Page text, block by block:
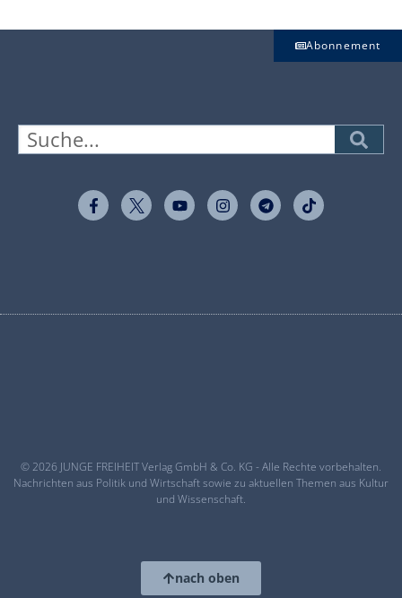
Abonnement
© 2026 JUNGE FREIHEIT Verlag GmbH & Co. KG - Alle Rechte vorbehalten.
Nachrichten aus Politik und Wirtschaft sowie zu aktuellen Themen aus Kultur
und Wissenschaft.
nach oben